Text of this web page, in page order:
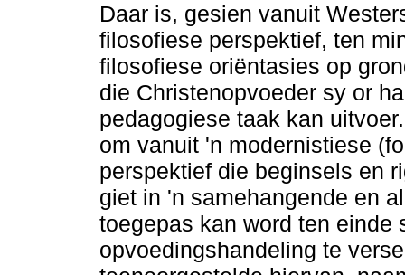
Daar is, gesien vanuit
filosofiese perspektief, ten
filosofiese oriëntasies op
die Christenopvoeder sy or
pedagogiese taak kan
om vanuit 'n modernistiese
perspektief die beginsels en
giet in 'n samehangende en
toegepas kan word ten einde
opvoedingshandeling te